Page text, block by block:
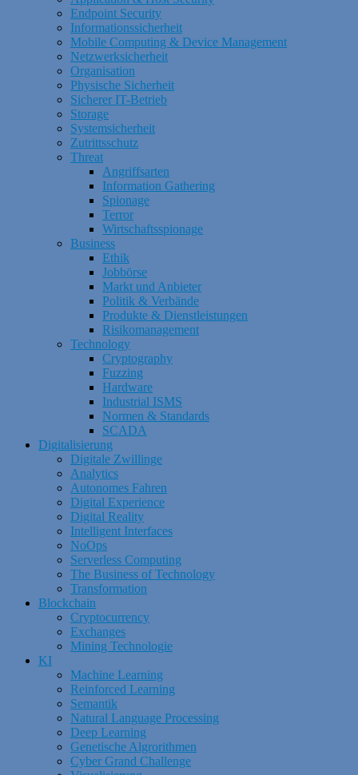
Endpoint Security
Informationssicherheit
Mobile Computing & Device Management
Netzwerksicherheit
Organisation
Physische Sicherheit
Sicherer IT-Betrieb
Storage
Systemsicherheit
Zutrittsschutz
Threat
Angriffsarten
Information Gathering
Spionage
Terror
Wirtschaftsspionage
Business
Ethik
Jobbörse
Markt und Anbieter
Politik & Verbände
Produkte & Dienstleistungen
Risikomanagement
Technology
Cryptography
Fuzzing
Hardware
Industrial ISMS
Normen & Standards
SCADA
Digitalisierung
Digitale Zwillinge
Analytics
Autonomes Fahren
Digital Experience
Digital Reality
Intelligent Interfaces
NoOps
Serverless Computing
The Business of Technology
Transformation
Blockchain
Cryptocurrency
Exchanges
Mining Technologie
KI
Machine Learning
Reinforced Learning
Semantik
Natural Language Processing
Deep Learning
Genetische Algrorithmen
Cyber Grand Challenge